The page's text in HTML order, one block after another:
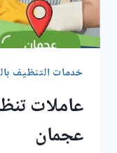
خدمات التنظيف
عاملات
عجمان